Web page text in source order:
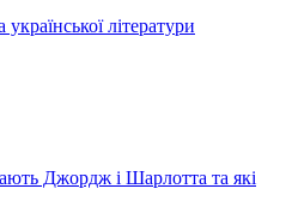
літератури
Джордж і Шарлотта та які